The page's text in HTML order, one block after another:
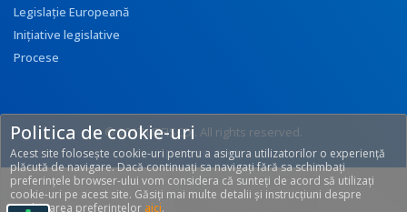
Legislație Europeană
Inițiative legislative
Procese
© 2017 UEFISCDI. All rights reserved.
[T: 0.2426, O: 92]
Politica de cookie-uri
Acest site folosește cookie-uri pentru a asigura utilizatorilor o experiență
plăcută de navigare. Dacă continuați sa navigați fără sa schimbați
preferințele browser-ului vom considera că sunteți de acord să utilizați
cookie-uri pe acest site. Găsiți mai multe detalii și instrucțiuni despre
modificarea preferințelor aici.